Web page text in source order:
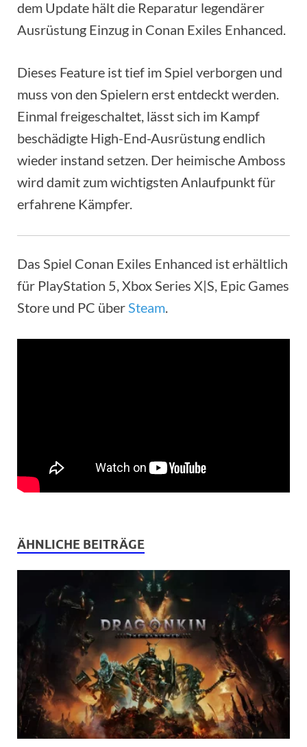
dem Update hält die Reparatur legendärer
Ausrüstung Einzug in Conan Exiles Enhanced.
Dieses Feature ist tief im Spiel verborgen und
muss von den Spielern erst entdeckt werden.
Einmal freigeschaltet, lässt sich im Kampf
beschädigte High-End-Ausrüstung endlich
wieder instand setzen. Der heimische Amboss
wird damit zum wichtigsten Anlaufpunkt für
erfahrene Kämpfer.
Das Spiel Conan Exiles Enhanced ist erhältlich
für PlayStation 5, Xbox Series X|S, Epic Games
Store und PC überSteam.
ÄHNLICHE BEITRÄGE